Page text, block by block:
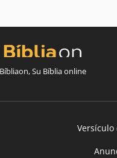
Bíbliaon, Su Bíblia online
Versículo